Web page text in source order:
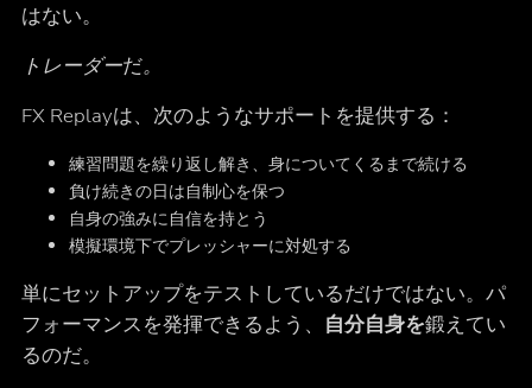
はない。
トレーダーだ。
FX Replayは、次のようなサポートを提供する：
練習問題を繰り返し解き、身についてくるまで続ける
負け続きの日は自制心を保つ
自身の強みに自信を持とう
模擬環境下でプレッシャーに対処する
単にセットアップをテストしているだけではない。パ
フォーマンスを発揮できるよう、 自分自身を鍛えてい
るのだ。